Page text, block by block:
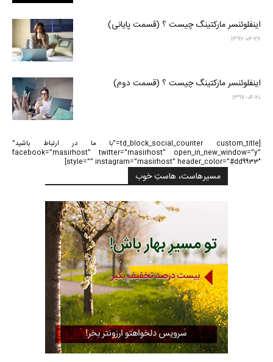
اینفلوئنسر مارکتینگ چیست ؟ (قسمت پایانی)
۱۳۹۷-۰۴-۲۶
اینفلوئنسر مارکتینگ چیست ؟ (قسمت دوم)
۱۳۹۷-۰۴-۲۰
[td_block_social_counter custom_title=”با ما در ارتباط باشید”
facebook=”masirhost” twitter=”masirhost” open_in_new_window=”y”
style=”” instagram=”masirhost” header_color=”#dd9933″]
مسیرهاست، هاستِ خوب